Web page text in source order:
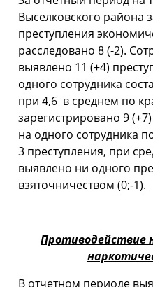
Выселковского района
преступления
расследовано 8 (-2).
выявлено 11 (+4)
одного сотрудника
при 4,6 в среднем по
зарегистрировано 9
на одного сотрудника
3 преступления, при
выявлено ни одного
взяточничеством (0;-1).
Противодействие
В отчетном периоде